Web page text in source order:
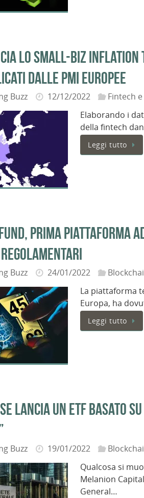
lo Small-Biz
dalle PMI Europee
Buzz 12/12/2022
Fintech
Elaborando i
della fintech
Leggi tutto
prima piattaforma
Buzz 24/01/2022
La piattaforma
Europa, ha
Leggi tutto
lancia un ETF basato
Buzz 19/01/2022
Qualcosa si
Melanion
General…